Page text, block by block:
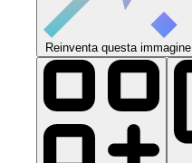
Reinventa questa immagine